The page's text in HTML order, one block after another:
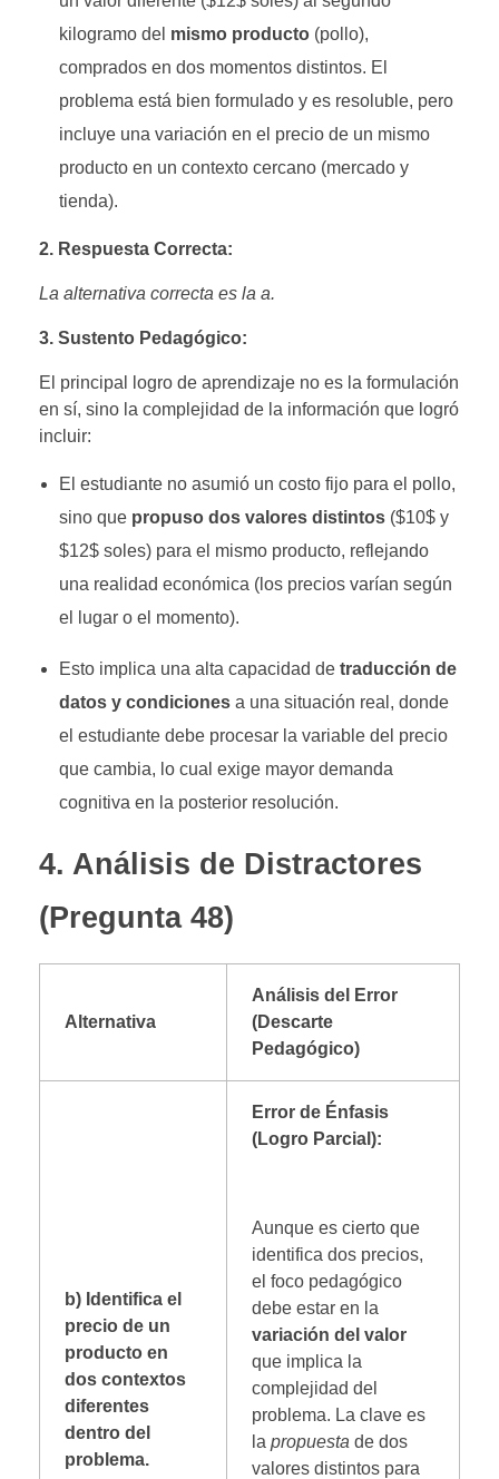
kilogramo del mismo producto(pollo),
comprados en dos momentos distintos. El
problema está bien formulado y es resoluble, pero
incluye una variación en el precio de un mismo
producto en un contexto cercano (mercado y
tienda).
2. Respuesta Correcta:
La alternativa correcta es la a.
3. Sustento Pedagógico:
El principal logro de aprendizaje no es la formulación
en sí, sino la complejidad de la información que logró
incluir:
El estudiante no asumió un costo fijo para el pollo,
sino que propuso dos valores distintos($10$y
$12$soles) para el mismo producto, reflejando
una realidad económica (los precios varían según
el lugar o el momento).
Esto implica una alta capacidad de traducción de
datos y condicionesa una situación real, donde
el estudiante debe procesar la variable del precio
que cambia, lo cual exige mayor demanda
cognitiva en la posterior resolución.
4. Análisis de Distractores
(Pregunta 48)
Alternativa
Análisis del Error
(Descarte
Pedagógico)
b) Identifica el
precio de un
producto en
dos contextos
diferentes
dentro del
problema.
Error de Énfasis
(Logro Parcial):
Aunque es cierto que
identifica dos precios,
el foco pedagógico
debe estar en la
variación del valor
que implica la
complejidad del
problema. La clave es
lapropuesta de dos
valores distintos para